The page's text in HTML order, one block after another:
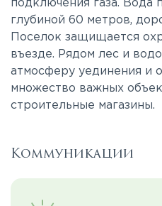
подключения газа. Вода
глубиной 60 метров,
Поселок защищается
въезде. Рядом лес и
атмосферу уединения и
множество важных
строительные магазины.
Коммуникации